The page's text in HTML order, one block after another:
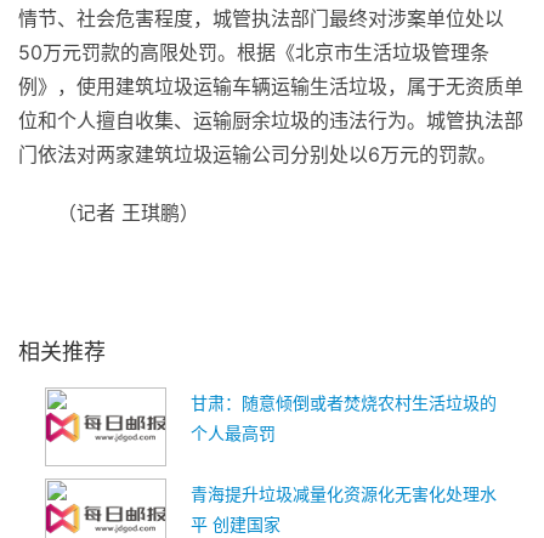
情节、社会危害程度，城管执法部门最终对涉案单位处以
50万元罚款的高限处罚。根据《北京市生活垃圾管理条
例》，使用建筑垃圾运输车辆运输生活垃圾，属于无资质单
位和个人擅自收集、运输厨余垃圾的违法行为。城管执法部
门依法对两家建筑垃圾运输公司分别处以6万元的罚款。
（记者 王琪鹏）
相关推荐
甘肃：随意倾倒或者焚烧农村生活垃圾的
个人最高罚
青海提升垃圾减量化资源化无害化处理水
平 创建国家